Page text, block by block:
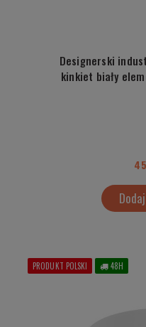
Designerski
kinkiet biały
PRODUKT POLSKI 48H